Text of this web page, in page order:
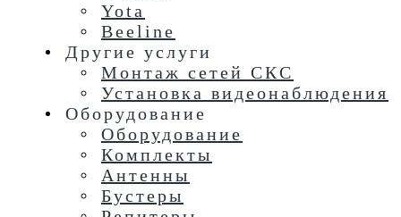
Yota
Beeline
Другие услуги
Монтаж сетей СКС
Установка видеонаблюдения
Оборудование
Оборудование
Комплекты
Антенны
Бустеры